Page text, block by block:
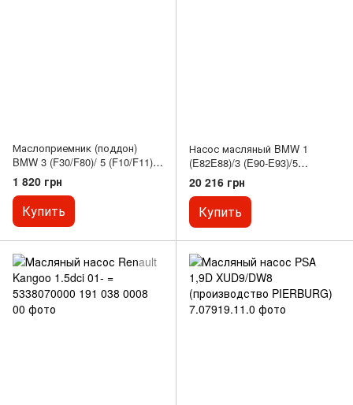
Маслоприемник (поддон)
BMW 3 (F30/F80)/ 5 (F10/F11)
09-18
1 820 грн
Купить
Насос масляный BMW 1
(E82E88)/3 (E90-E93)/5
(F07/F40/F11)/X5 (E70/F15) 3.0
06- N55
20 216 грн
Купить